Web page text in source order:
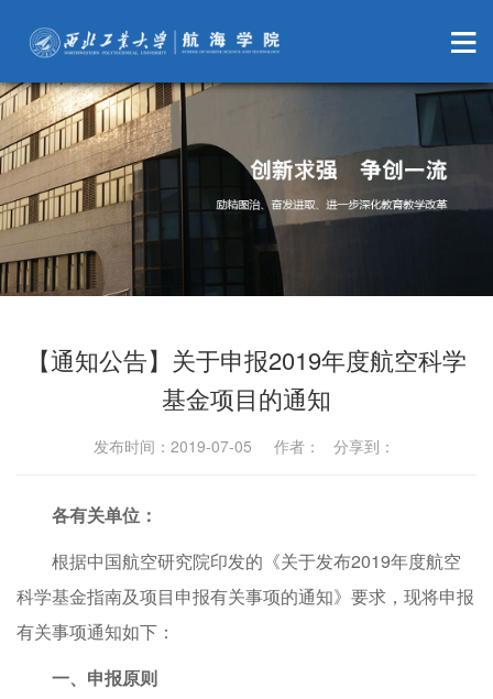
【通知公告】关于申报2019年度航空科学
基金项目的通知
发布时间：2019-07-05 作者： 分享到：
各有关单位：
根据中国航空研究院印发的《关于发布2019年度航空
科学基金指南及项目申报有关事项的通知》要求，现将申报
有关事项通知如下：
一、 申报原则